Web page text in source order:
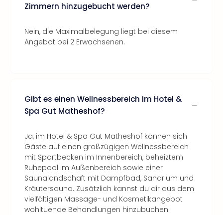
Zimmern hinzugebucht werden?
Nein, die Maximalbelegung liegt bei diesem
Angebot bei 2 Erwachsenen.
Gibt es einen Wellnessbereich im Hotel &
Spa Gut Matheshof?
Ja, im Hotel & Spa Gut Matheshof können sich
Gäste auf einen großzügigen Wellnessbereich
mit Sportbecken im Innenbereich, beheiztem
Ruhepool im Außenbereich sowie einer
Saunalandschaft mit Dampfbad, Sanarium und
Kräutersauna. Zusätzlich kannst du dir aus dem
vielfältigen Massage- und Kosmetikangebot
wohltuende Behandlungen hinzubuchen.